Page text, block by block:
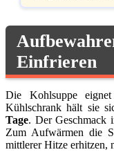
Einfrieren
Die Kohlsuppe
Kühlschrank hält sie
Tage. Der Geschmack
Zum Aufwärmen die
mittlerer Hitze erhitzen,